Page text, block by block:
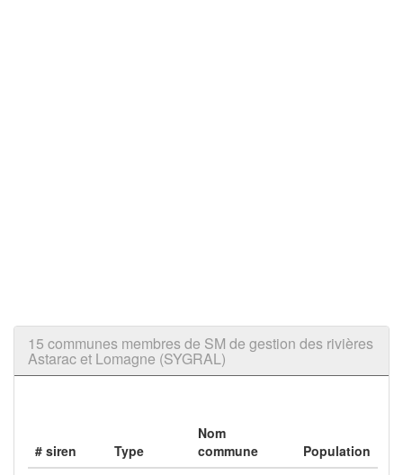
15 communes membres de SM de gestion des rivières
Astarac et Lomagne (SYGRAL)
# siren Type
Nom
commune
Population